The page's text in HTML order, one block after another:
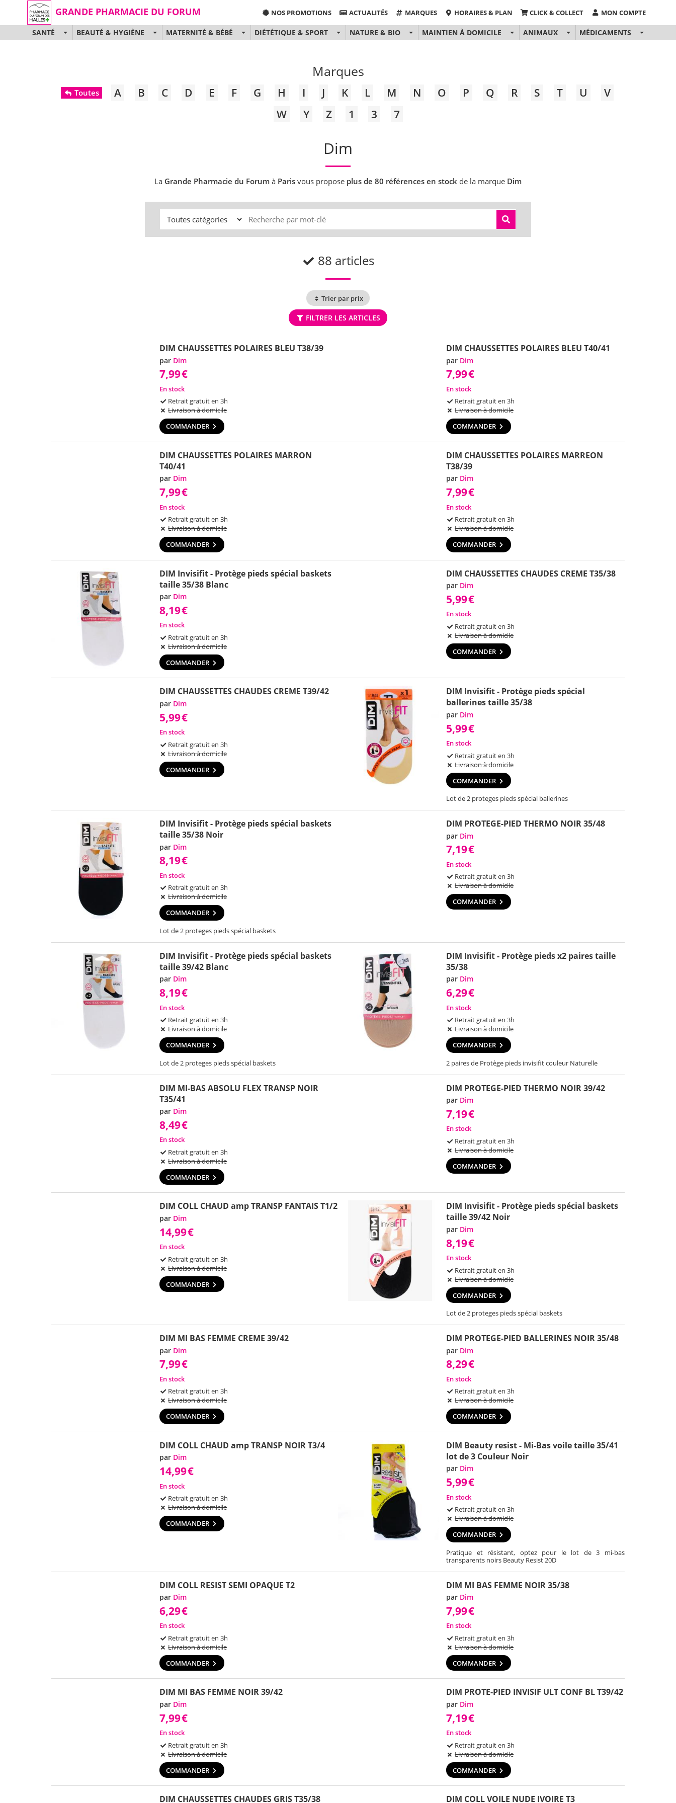
GRANDE PHARMACIE DU FORUM NOS PROMOTIONS ACTUALITÉS MARQUES HORAIRES & PLAN CLICK & COLLECT MON COMPTE
SANTÉ BEAUTÉ & HYGIÈNE MATERNITÉ & BÉBÉ DIÉTÉTIQUE & SPORT NATURE & BIO MAINTIEN À DOMICILE ANIMAUX MÉDICAMENTS
Marques
Toutes A B C D E F G H I J K L M N O P Q R S T U
V
W
Y Z 1 3 7
Dim
La Grande Pharmacie du Forum à Paris vous propose plus de 80 références en stock de la marque Dim
88 articles
Trier par prix
FILTRER LES ARTICLES
DIM CHAUSSETTES POLAIRES BLEU T38/39
par Dim
7,99€
En stock
Retrait gratuit en 3h
Livraison à domicile
COMMANDER
DIM CHAUSSETTES POLAIRES BLEU T40/41
par Dim
7,99€
En stock
Retrait gratuit en 3h
Livraison à domicile
COMMANDER
DIM CHAUSSETTES POLAIRES MARRON
T40/41
par Dim
7,99€
En stock
Retrait gratuit en 3h
Livraison à domicile
COMMANDER
DIM CHAUSSETTES POLAIRES MARREON
T38/39
par Dim
7,99€
En stock
Retrait gratuit en 3h
Livraison à domicile
COMMANDER
DIM Invisifit - Protège pieds spécial baskets
taille 35/38 Blanc
par Dim
8,19€
En stock
Retrait gratuit en 3h
Livraison à domicile
COMMANDER
DIM CHAUSSETTES CHAUDES CREME T35/38
par Dim
5,99€
En stock
Retrait gratuit en 3h
Livraison à domicile
COMMANDER
DIM CHAUSSETTES CHAUDES CREME T39/42
par Dim
5,99€
En stock
Retrait gratuit en 3h
Livraison à domicile
COMMANDER
DIM Invisifit - Protège pieds spécial
ballerines taille 35/38
par Dim
5,99€
En stock
Retrait gratuit en 3h
Livraison à domicile
COMMANDER
Lot de 2 proteges pieds spécial ballerines
DIM Invisifit - Protège pieds spécial baskets
taille 35/38 Noir
par Dim
8,19€
En stock
Retrait gratuit en 3h
Livraison à domicile
COMMANDER
Lot de 2 proteges pieds spécial baskets
DIM PROTEGE-PIED THERMO NOIR 35/48
par Dim
7,19€
En stock
Retrait gratuit en 3h
Livraison à domicile
COMMANDER
DIM Invisifit - Protège pieds spécial baskets
taille 39/42 Blanc
par Dim
8,19€
En stock
Retrait gratuit en 3h
Livraison à domicile
COMMANDER
Lot de 2 proteges pieds spécial baskets
DIM Invisifit - Protège pieds x2 paires taille
35/38
par Dim
6,29€
En stock
Retrait gratuit en 3h
Livraison à domicile
COMMANDER
2 paires de Protège pieds invisifit couleur Naturelle
DIM MI-BAS ABSOLU FLEX TRANSP NOIR
T35/41
par Dim
8,49€
En stock
Retrait gratuit en 3h
Livraison à domicile
COMMANDER
DIM PROTEGE-PIED THERMO NOIR 39/42
par Dim
7,19€
En stock
Retrait gratuit en 3h
Livraison à domicile
COMMANDER
DIM COLL CHAUD amp TRANSP FANTAIS T1/2
par Dim
14,99€
En stock
Retrait gratuit en 3h
Livraison à domicile
COMMANDER
DIM Invisifit - Protège pieds spécial baskets
taille 39/42 Noir
par Dim
8,19€
En stock
Retrait gratuit en 3h
Livraison à domicile
COMMANDER
Lot de 2 proteges pieds spécial baskets
DIM MI BAS FEMME CREME 39/42
par Dim
7,99€
En stock
Retrait gratuit en 3h
Livraison à domicile
COMMANDER
DIM PROTEGE-PIED BALLERINES NOIR 35/48
par Dim
8,29€
En stock
Retrait gratuit en 3h
Livraison à domicile
COMMANDER
DIM COLL CHAUD amp TRANSP NOIR T3/4
par Dim
14,99€
En stock
Retrait gratuit en 3h
Livraison à domicile
COMMANDER
DIM Beauty resist - Mi-Bas voile taille 35/41
lot de 3 Couleur Noir
par Dim
5,99€
En stock
Retrait gratuit en 3h
Livraison à domicile
COMMANDER
Pratique et résistant, optez pour le lot de 3 mi-bas
transparents noirs Beauty Resist 20D
DIM COLL RESIST SEMI OPAQUE T2
par Dim
6,29€
En stock
Retrait gratuit en 3h
Livraison à domicile
COMMANDER
DIM MI BAS FEMME NOIR 35/38
par Dim
7,99€
En stock
Retrait gratuit en 3h
Livraison à domicile
COMMANDER
DIM MI BAS FEMME NOIR 39/42
par Dim
7,99€
En stock
Retrait gratuit en 3h
Livraison à domicile
COMMANDER
DIM PROTE-PIED INVISIF ULT CONF BL T39/42
par Dim
7,19€
En stock
Retrait gratuit en 3h
Livraison à domicile
COMMANDER
DIM CHAUSSETTES CHAUDES GRIS T35/38 DIM COLL VOILE NUDE IVOIRE T3